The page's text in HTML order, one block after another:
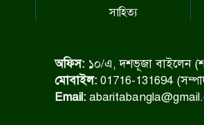
সাহিত্য
অফিস: ১০/এ, দশভূজা বাইলেন
মোবাইল: 01716-131694
Email: